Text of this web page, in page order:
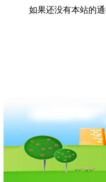
如果还没有本站的